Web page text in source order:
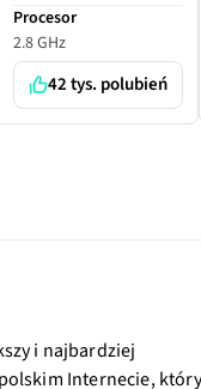
Procesor
2.8 GHz
42 tys. polubień
i najbardziej
Internecie, który